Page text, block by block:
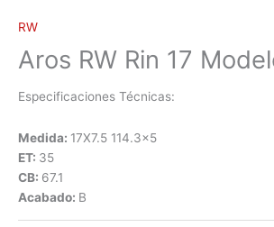
RW
Aros RW Rin 17
Especificaciones Técnicas:
Medida: 17X7.5 114.3×5
ET: 35
CB: 67.1
Acabado: B